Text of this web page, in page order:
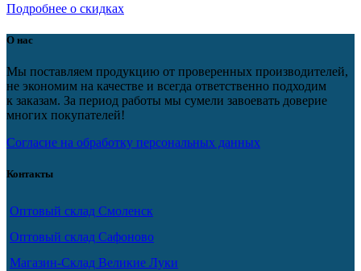
Подробнее о скидках
О нас
Мы поставляем продукцию от проверенных производителей,
не экономим на качестве и всегда ответственно подходим
к заказам. За период работы мы сумели завоевать доверие
многих покупателей!
Согласие на обработку персональных данных
Контакты
Оптовый склад Смоленск
Оптовый склад Сафоново
Магазин-Склад Великие Луки